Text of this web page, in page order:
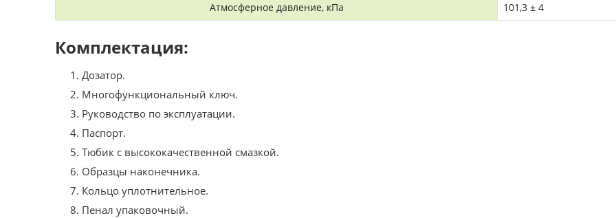
Атмосферное давление, кПа
101,3 ± 4
Комплектация:
Дозатор.
Многофункциональный ключ.
Руководство по эксплуатации.
Паспорт.
Тюбик с высококачественной смазкой.
Образцы наконечника.
Кольцо уплотнительное.
Пенал упаковочный.